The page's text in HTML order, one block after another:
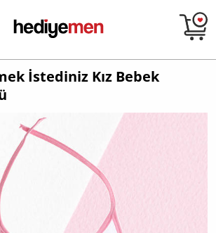
İstediniz Kız Bebek